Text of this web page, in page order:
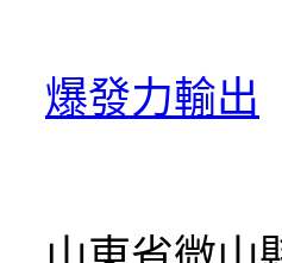
爆發力輸出